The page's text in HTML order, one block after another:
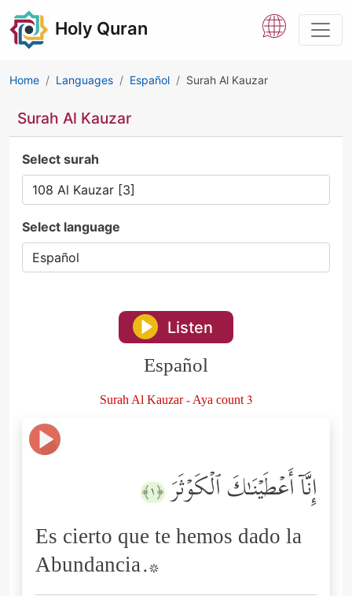
Holy Quran
Home Languages Español Surah Al Kauzar
Surah Al Kauzar
Select surah
Select language
Listen
Español
Surah Al Kauzar - Aya count 3
إِنَّاۤ أَعۡطَیۡنَـٰكَ ٱلۡكَوۡثَرَ ﴿١﴾
Es cierto que te hemos dado la
Abundancia.*